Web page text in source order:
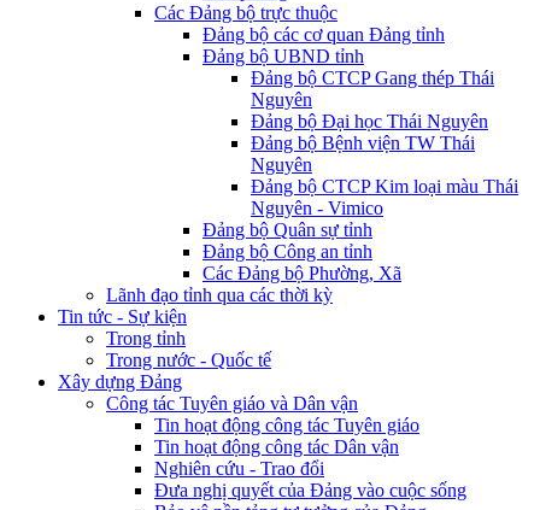
Các Đảng bộ trực thuộc
Đảng bộ các cơ quan Đảng tỉnh
Đảng bộ UBND tỉnh
Đảng bộ CTCP Gang thép Thái
Nguyên
Đảng bộ Đại học Thái Nguyên
Đảng bộ Bệnh viện TW Thái
Nguyên
Đảng bộ CTCP Kim loại màu Thái
Nguyên - Vimico
Đảng bộ Quân sự tỉnh
Đảng bộ Công an tỉnh
Các Đảng bộ Phường, Xã
Lãnh đạo tỉnh qua các thời kỳ
Tin tức - Sự kiện
Trong tỉnh
Trong nước - Quốc tế
Xây dựng Đảng
Công tác Tuyên giáo và Dân vận
Tin hoạt động công tác Tuyên giáo
Tin hoạt động công tác Dân vận
Nghiên cứu - Trao đổi
Đưa nghị quyết của Đảng vào cuộc sống